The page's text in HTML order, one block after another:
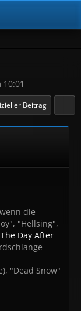
Beitrag
die
"Hellsing",
The Day After
"Dead Snow"